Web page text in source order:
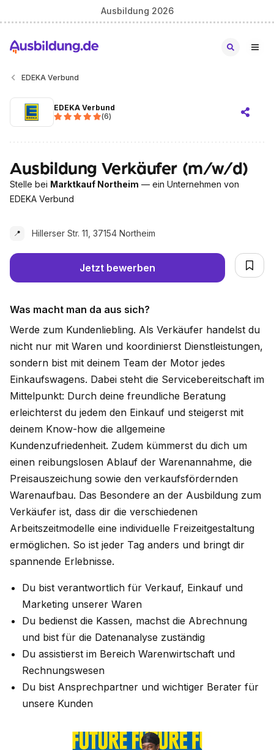
Ausbildung 2026
EDEKA Verbund
EDEKA Verbund
(6)
Ausbildung Verkäufer (m/w/d)
Stelle bei Marktkauf Northeim — ein Unternehmen von
EDEKA Verbund
📍 Hillerser Str. 11, 37154 Northeim
Jetzt bewerben
Was macht man da aus sich?
Werde zum Kundenliebling. Als Verkäufer handelst du
nicht nur mit Waren und koordinierst Dienstleistungen,
sondern bist mit deinem Team der Motor jedes
Einkaufswagens. Dabei steht die Servicebereitschaft im
Mittelpunkt: Durch deine freundliche Beratung
erleichterst du jedem den Einkauf und steigerst mit
deinem Know-how die allgemeine
Kundenzufriedenheit. Zudem kümmerst du dich um
einen reibungslosen Ablauf der Warenannahme, die
Preisauszeichung sowie den verkaufsfördernden
Warenaufbau. Das Besondere an der Ausbildung zum
Verkäufer ist, dass dir die verschiedenen
Arbeitszeitmodelle eine individuelle Freizeitgestaltung
ermöglichen. So ist jeder Tag anders und bringt dir
spannende Erlebnisse.
Du bist verantwortlich für Verkauf, Einkauf und
Marketing unserer Waren
Du bedienst die Kassen, machst die Abrechnung
und bist für die Datenanalyse zuständig
Du assistierst im Bereich Warenwirtschaft und
Rechnungswesen
Du bist Ansprechpartner und wichtiger Berater für
unsere Kunden